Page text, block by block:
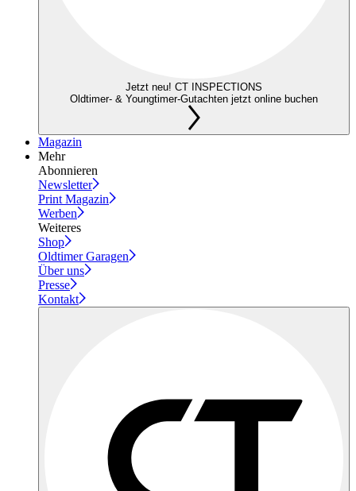
Jetzt neu! CT INSPECTIONS
Oldtimer- & Youngtimer-Gutachten jetzt online buchen
Magazin
Mehr
Abonnieren
Newsletter
Print Magazin
Werben
Weiteres
Shop
Oldtimer Garagen
Über uns
Presse
Kontakt